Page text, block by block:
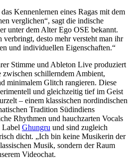
Kennenlernen eines Ragas mit dem
verglichen“, sagt die indische
unter dem Alter Ego OSE bekannt.
verbringt, desto mehr versteht man ihr
und individuellen Eigenschaften.“
Stimme und Ableton Live produziert
zwischen schillerndem Ambient,
minimalem Glitch rangieren. Diese
und gleichzeitig tief im Geist
– einem klassischen nordindischen
Tradition Südindiens
Rhythmen und hauchzarten Vocals
Label Ghungru und sind zugleich
dicht. „Ich bin keine Musikerin der
Musik, sondern der Raum
Videochat.